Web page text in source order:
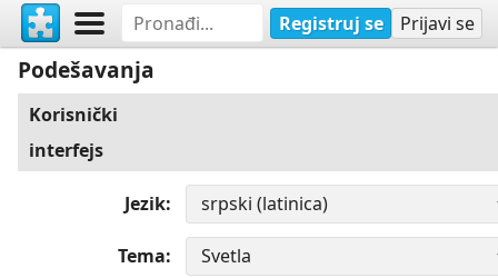
Registruj se Prijavi se
Podešavanja
Korisnički
interfejs
Jezik
Tema